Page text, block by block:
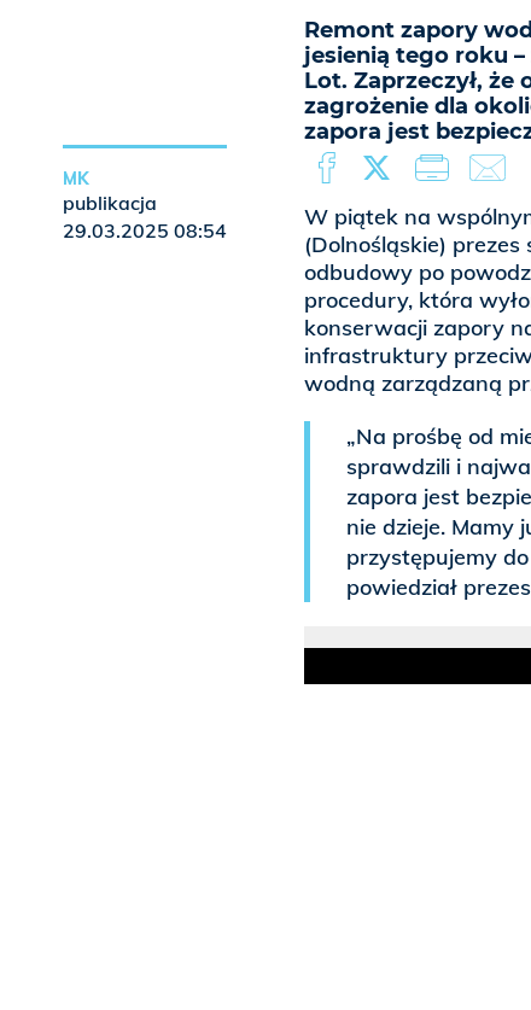
Remont zapory
jesienią tego roku –
Lot. Zaprzeczył,
zagrożenie dla
zapora jest
W piątek na
(Dolnośląskie) prezes
odbudowy po
procedury, która
konserwacji zapory
infrastruktury
wodną zarządzaną
„Na prośbę od
sprawdzili i
zapora jest
nie dzieje. Mamy
przystępujemy
powiedział
MK
publikacja
29.03.2025 08:54